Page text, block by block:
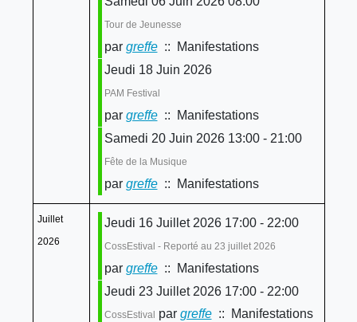
Tour de Jeunesse
par greffe:: Manifestations
Jeudi 18 Juin 2026
PAM Festival
par greffe:: Manifestations
Samedi 20 Juin 2026 13:00 - 21:00
Fête de la Musique
par greffe:: Manifestations
Juillet
2026
Jeudi 16 Juillet 2026 17:00 - 22:00
CossEstival - Reporté au 23 juillet 2026
par greffe:: Manifestations
Jeudi 23 Juillet 2026 17:00 - 22:00
CossEstival par greffe:: Manifestations